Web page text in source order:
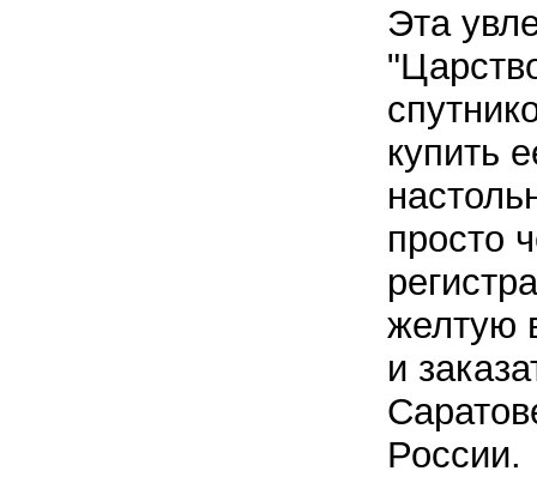
Эта
купить
просто
желтую
и
России.